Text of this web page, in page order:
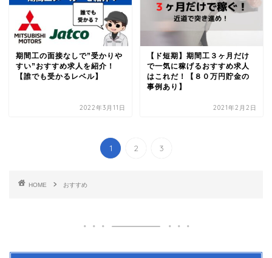
期間工の面接なしで”受かりや
すい”おすすめ求人を紹介！
【誰でも受かるレベル】
2022年3月11日
【ド短期】期間工３ヶ月だけ
で一気に稼げるおすすめ求人
はこれだ！【８０万円貯金の
事例あり】
2021年2月2日
1 2 3
HOME おすすめ